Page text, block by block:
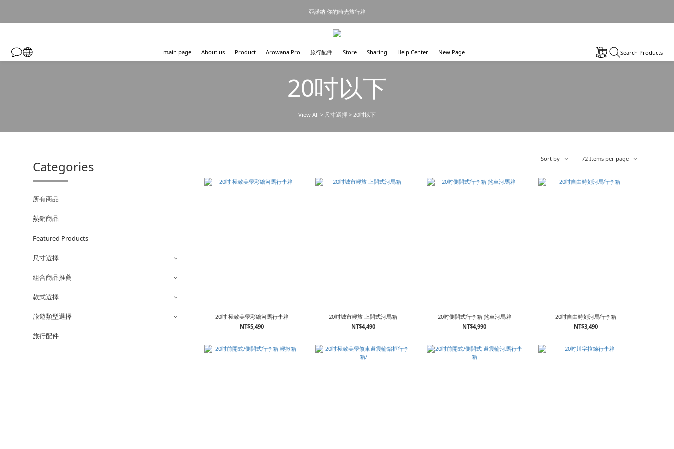
亞諾納 你的時光旅行箱
main page About us Product Arowana Pro 旅行配件 Store Sharing Help Center New Page Search Products
20吋以下
View All > 尺寸選擇 > 20吋以下
Categories
所有商品
熱銷商品
Featured Products
尺寸選擇
組合商品推薦
款式選擇
旅遊類型選擇
旅行配件
Sort by 72 Items per page
20吋 極致美學彩繪河馬行李箱
NT$5,490
20吋城市輕旅 上開式河馬箱
NT$4,490
20吋側開式行李箱 煞車河馬箱
NT$4,990
20吋自由時刻河馬行李箱
NT$3,490